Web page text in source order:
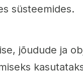
süsteemides.
jõudude ja